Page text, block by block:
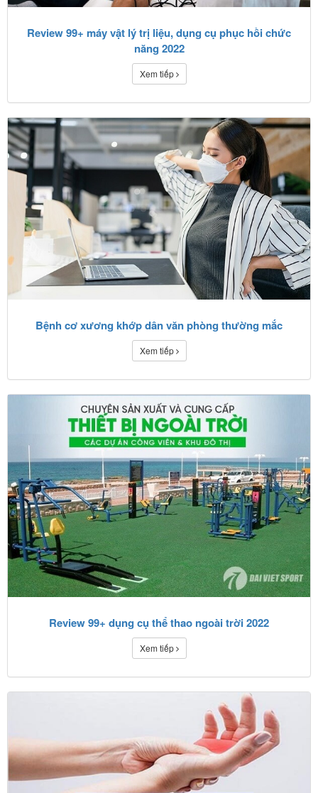
Review 99+ máy vật lý trị liệu, dụng cụ phục hồi chức
năng 2022
Xem tiếp
Bệnh cơ xương khớp dân văn phòng thường mắc
Xem tiếp
Review 99+ dụng cụ thể thao ngoài trời 2022
Xem tiếp